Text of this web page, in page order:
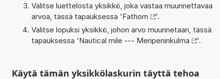
Valitse luettelosta yksikkö, joka vastaa muunnettavaa
arvoa, tässä tapauksessa 'Fathom
'.
Valitse lopuksi yksikkö, johon arvo muunnetaan, tässä
tapauksessa 'Nautical mile --- Meripeninkulma '.
Käytä tämän yksikkölaskurin täyttä tehoa